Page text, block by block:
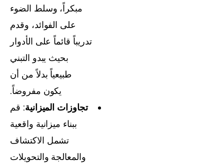
مبكراً، وسلط الضوء
على الفوائد، وقدم
تدريباً قائماً على الأدوار
بحيث يبدو التبني
طبيعياً بدلاً من أن
يكون مفروضاً.
تجاوزات الميزانية: قم
ببناء ميزانية واقعية
تشمل الاكتشاف
والمعالجة والتحويلات